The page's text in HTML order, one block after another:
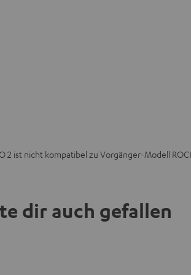
2 ist nicht kompatibel zu Vorgänger-Modell
dir auch gefallen